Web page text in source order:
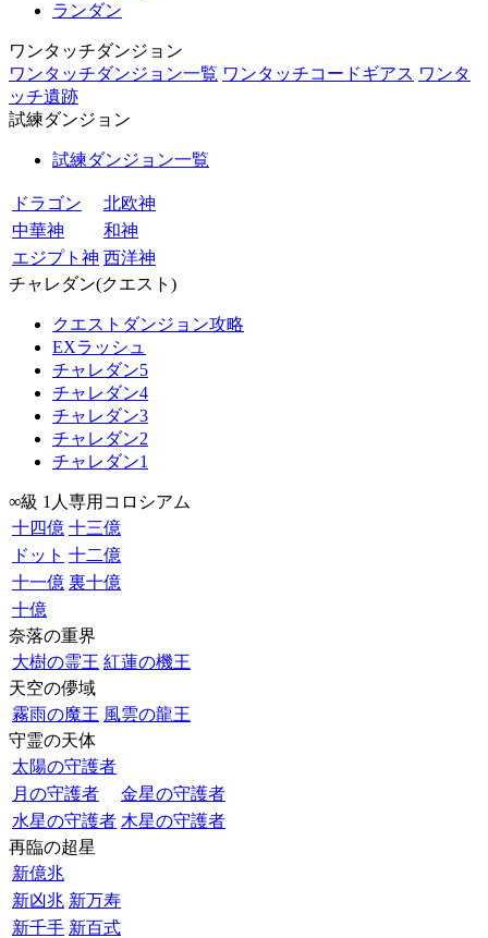
ランダン
ワンタッチダンジョン
ワンタッチダンジョン一覧 ワンタッチコードギアス ワンタ
ッチ遺跡
試練ダンジョン
試練ダンジョン一覧
ドラゴン
北欧神
中華神
和神
エジプト神 西洋神
チャレダン(クエスト)
クエストダンジョン攻略
EXラッシュ
チャレダン5
チャレダン4
チャレダン3
チャレダン2
チャレダン1
∞級 1人専用コロシアム
十四億 十三億
ドット 十二億
十一億 裏十億
十億
奈落の重界
大樹の霊王 紅蓮の機王
天空の儚域
霧雨の魔王 風雲の龍王
守霊の天体
太陽の守護者
月の守護者
金星の守護者
水星の守護者 木星の守護者
再臨の超星
新億兆
新凶兆 新万寿
新千手 新百式